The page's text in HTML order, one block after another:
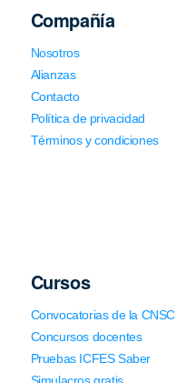
Compañía
Nosotros
Alianzas
Contacto
Política de privacidad
Términos y condiciones
Cursos
Convocatorias de la CNSC
Concursos docentes
Pruebas ICFES Saber
Simulacros gratis